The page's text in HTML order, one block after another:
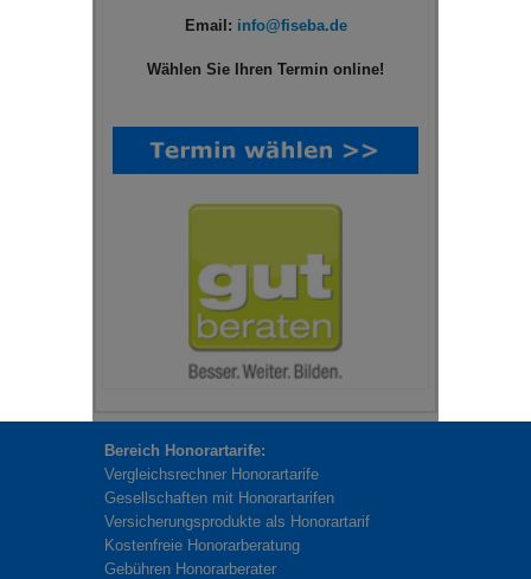
Email: info@fiseba.de
Wählen Sie Ihren Termin online!
Bereich Honorartarife:
Vergleichsrechner Honorartarife
Gesellschaften mit Honorartarifen
Versicherungsprodukte als Honorartarif
Kostenfreie Honorarberatung
Gebühren Honorarberater